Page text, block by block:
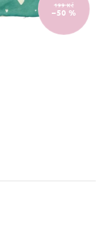
199 Kč
–50 %